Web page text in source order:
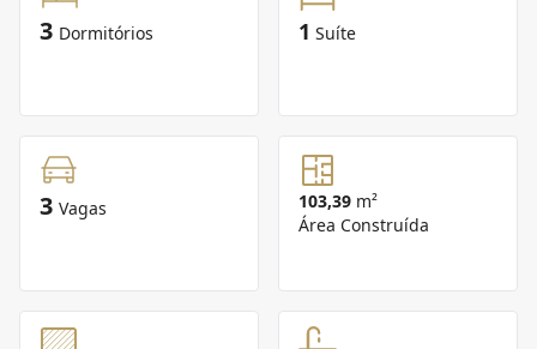
3 Dormitórios 1 Suíte
3 Vagas 103,39 m²
Área Construída